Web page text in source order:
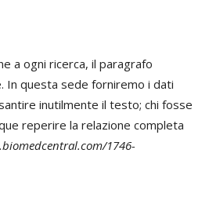
a ogni ricerca, il paragrafo
In questa sede forniremo i dati
inutilmente il testo; chi fosse
reperire la relazione completa
1746-